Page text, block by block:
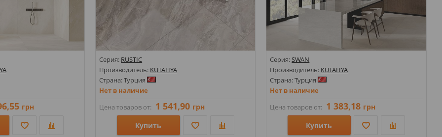
грн
Серия: RUSTIC
Производитель: KUTAHYA
Страна: Турция
Нет в наличие
Цена товаров от: 1 541,90 грн
Купить
Серия:SWAN
Производитель: KUTAHYA
Страна: Турция
Нет в наличие
Цена товаров от: 1 383,18 грн
Купить